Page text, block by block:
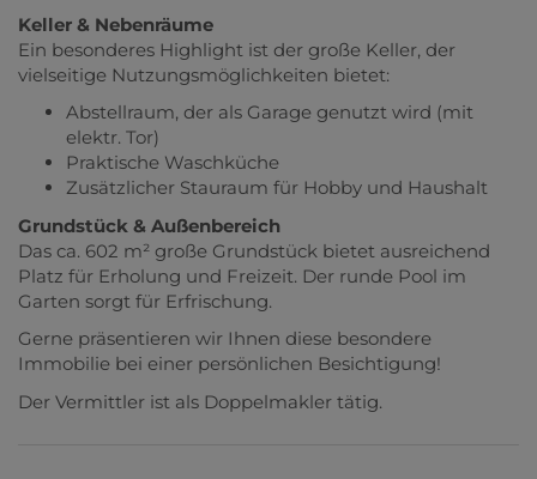
Keller & Nebenräume
Ein besonderes Highlight ist der große Keller, der
vielseitige Nutzungsmöglichkeiten bietet:
Abstellraum, der als Garage genutzt wird (mit
elektr. Tor)
Praktische Waschküche
Zusätzlicher Stauraum für Hobby und Haushalt
Grundstück & Außenbereich
Das ca. 602 m² große Grundstück bietet ausreichend
Platz für Erholung und Freizeit. Der runde Pool im
Garten sorgt für Erfrischung.
Gerne präsentieren wir Ihnen diese besondere
Immobilie bei einer persönlichen Besichtigung!
Der Vermittler ist als Doppelmakler tätig.